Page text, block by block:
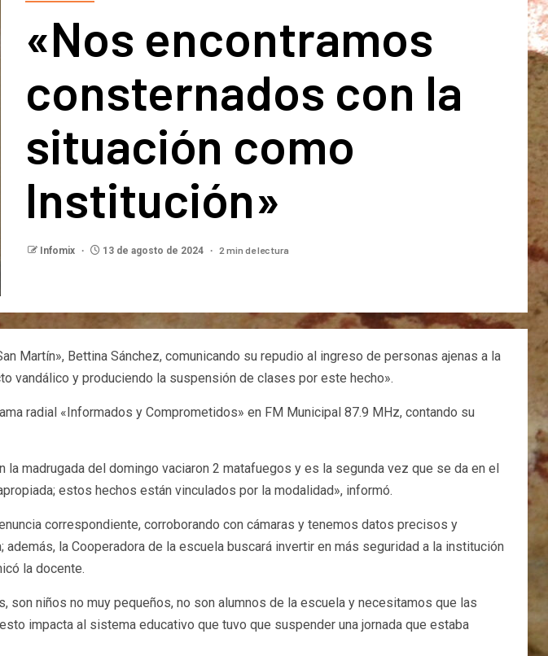
«Nos encontramos
consternados con la
situación como
Institución»
Infomix 13 de agosto de 2024 2 min de lectura
Martín», Bettina Sánchez, comunicando su repudio al ingreso de personas ajenas a la
vandálico y produciendo la suspensión de clases por este hecho».
radial «Informados y Comprometidos» en FM Municipal 87.9 MHz, contando su
madrugada del domingo vaciaron 2 matafuegos y es la segunda vez que se da en el
estos hechos están vinculados por la modalidad», informó.
correspondiente, corroborando con cámaras y tenemos datos precisos y
la Cooperadora de la escuela buscará invertir en más seguridad a la institución
la docente.
niños no muy pequeños, no son alumnos de la escuela y necesitamos que las
impacta al sistema educativo que tuvo que suspender una jornada que estaba